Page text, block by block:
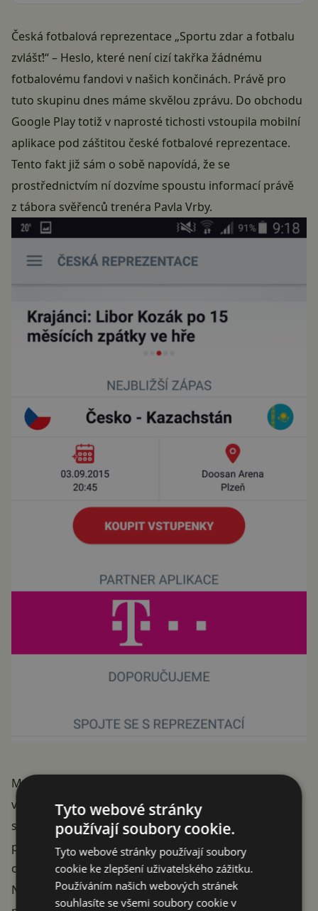
Česká fotbalová reprezentace „Sportu zdar a fotbalu
zvlášť!“ – Heslo, které není cizí takřka žádnému
fotbalovému fandovi v našich končinách. Právě pro
tuto skupinu dnes máme skvělou zprávu. Do obchodu
Google Play totiž v naprosté tichosti vstoupila mobilní
aplikace pod záštitou české fotbalové reprezentace.
Tento fakt již sám o sobě napovídá, že se
prostřednictvím ní dozvíme spoustu informací právě
z tábora svěřenců trenéra Pavla Vrby.
Mezi nimi tak najdeme například podrobný přehled
všech zápasů našeho týmu, tabulku kvalifikační
skupiny nebo profily jednotlivých hráčů. Právě tyto
profily jsou velice detailní a nechybí zde fotografie,
osobní informace a statistiky daného borce.
Nainstalování aplikace může také ušetřit naše peníze
Tyto webové stránky
používají soubory cookie.
Tyto webové stránky používají soubory
cookie ke zlepšení uživatelského zážitku.
Používáním našich webových stránek
souhlasíte se všemi soubory cookie v